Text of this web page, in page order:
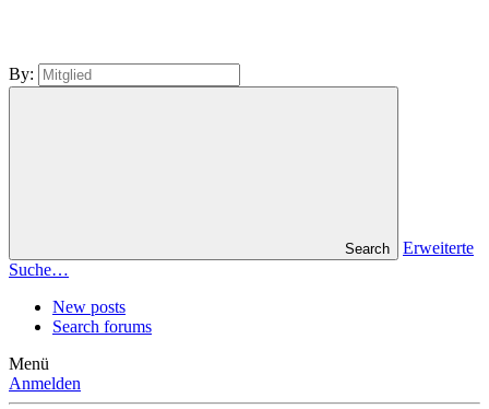
By:
Search
Erweiterte
Suche…
New posts
Search forums
Menü
Anmelden